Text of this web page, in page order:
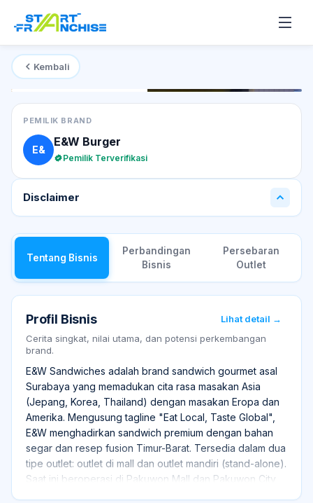
Kembali
Mulai dari
Rp 75 Juta
Tentang Bisnis
Perbandingan
Bisnis
Persebaran
Outlet
Profil Bisnis
Lihat detail →
Cerita singkat, nilai utama, dan potensi perkembangan
brand.
E&W Sandwiches adalah brand sandwich gourmet asal
Surabaya yang memadukan cita rasa masakan Asia
(Jepang, Korea, Thailand) dengan masakan Eropa dan
Amerika. Mengusung tagline "Eat Local, Taste Global",
E&W menghadirkan sandwich premium dengan bahan
segar dan resep fusion Timur-Barat. Tersedia dalam dua
tipe outlet: outlet di mall dan outlet mandiri (stand-alone).
Saat ini beroperasi di Pakuwon Mall dan Pakuwon City
PEMILIK BRAND
E&
E&W Burger
Pemilik Terverifikasi
Disclaimer